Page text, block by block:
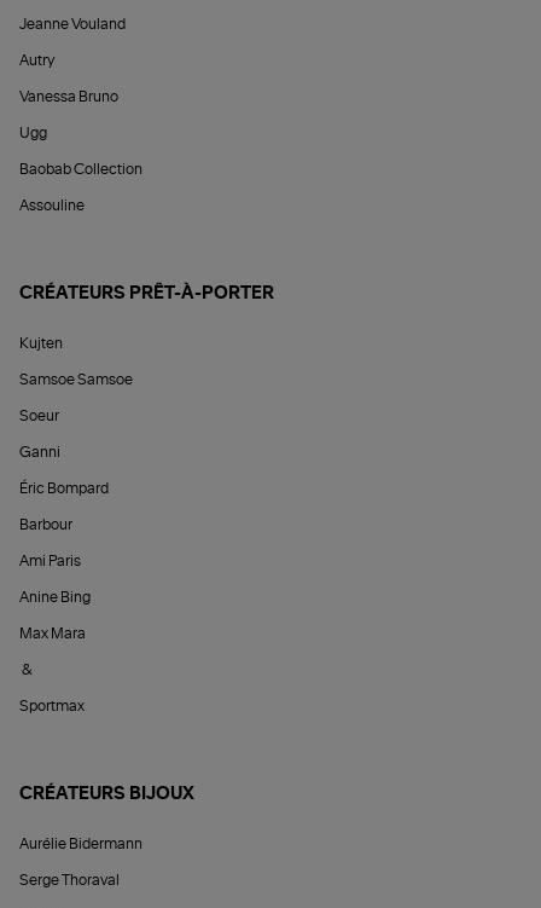
Jeanne Vouland
Autry
Vanessa Bruno
Ugg
Baobab Collection
Assouline
CRÉATEURS PRÊT-À-PORTER
Kujten
Samsoe Samsoe
Soeur
Ganni
Éric Bompard
Barbour
Ami Paris
Anine Bing
Max Mara
&
Sportmax
CRÉATEURS BIJOUX
Aurélie Bidermann
Serge Thoraval